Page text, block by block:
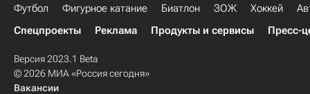
Футбол Фигурное катание Биатлон ЗОЖ Хоккей
Спецпроекты
Реклама Продукты и сервисы Пресс-
Версия 2023.1 Beta
© 2026 МИА «Россия сегодня»
Вакансии